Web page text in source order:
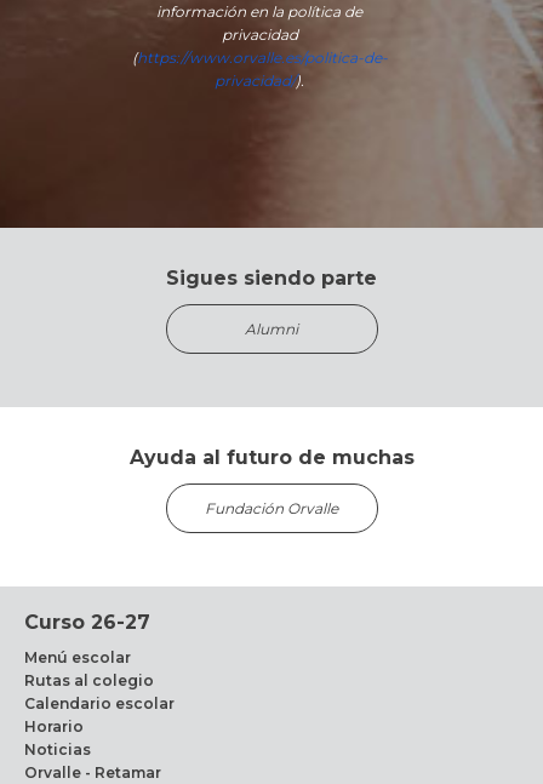
información en la política de
privacidad
(https://www.orvalle.es/politica-de-
privacidad/).
Sigues siendo parte
Alumni
Ayuda al futuro de muchas
Fundación Orvalle
Curso 26-27
Menú escolar
Rutas al colegio
Calendario escolar
Horario
Noticias
Orvalle - Retamar